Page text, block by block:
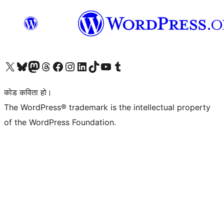
हाम्रो X (पहिले ट्विटर) खातामा जानुहोस्
हाम्रो Bluesky खाता भ्रमण गर्नुहोस्
हाम्रो म्यास्टोडन खाता भ्रमण गर्नुहोस्
हाम्रो थ्रेड्स खातामा जानुहोस्
हाम्रो फेसबुक पेजमा जानुहोस्
हाम्रो इन्स्टाग्राम खातामा जानुहोस्
हाम्रो लिङ्क्डइन खातामा जानुहोस्
हाम्रो TikTok खाता भ्रमण गर्नुहोस्
हाम्रो युट्युब च्यानलमा जानुहोस्
हाम्रो टम्बलर खाता भ्रमण गर्नुहोस्
कोड कविता हो।
The WordPress® trademark is the intellectual property
of the WordPress Foundation.